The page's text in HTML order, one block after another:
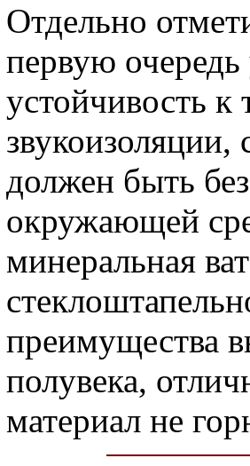
Отдельно
первую очередь
устойчивость
звукоизоляции,
должен быть
окружающей
минеральная
преимущества
полувека,
материал не